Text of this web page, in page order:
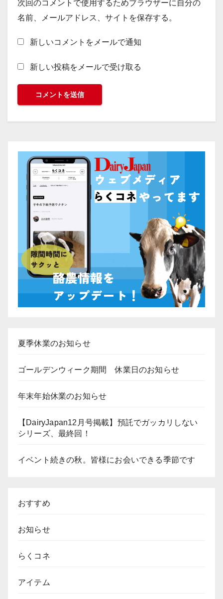
次回のコメントで使用するためブラウザーに自分の
名前、メールアドレス、サイトを保存する。
新しいコメントをメールで通知
新しい投稿をメールで受け取る
夏季休業のお知らせ
ゴールデンウィーク期間 休業日のお知らせ
年末年始休業のお知らせ
【DairyJapan12月号掲載】預託でガッカリしない
シリーズ、最終回！
イベント続きの秋。皆様にお会いできる季節です
おすすめ
お知らせ
らくコネ
アイテム